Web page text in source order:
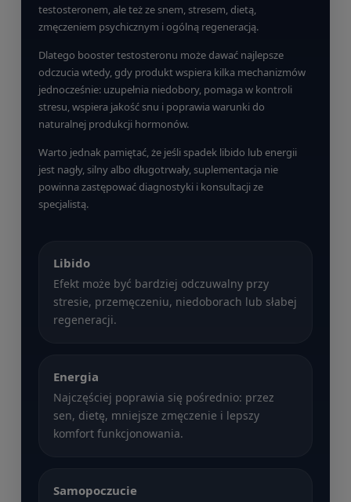
testosteronem, ale też ze snem, stresem, dietą,
zmęczeniem psychicznym i ogólną regeneracją.
Dlatego booster testosteronu może dawać najlepsze
odczucia wtedy, gdy produkt wspiera kilka mechanizmów
jednocześnie: uzupełnia niedobory, pomaga w kontroli
stresu, wspiera jakość snu i poprawia warunki do
naturalnej produkcji hormonów.
Warto jednak pamiętać, że jeśli spadek libido lub energii
jest nagły, silny albo długotrwały, suplementacja nie
powinna zastępować diagnostyki i konsultacji ze
specjalistą.
Libido
Efekt może być bardziej odczuwalny przy
stresie, przemęczeniu, niedoborach lub słabej
regeneracji.
Energia
Najczęściej poprawia się pośrednio: przez
sen, dietę, mniejsze zmęczenie i lepszy
komfort funkcjonowania.
Samopoczucie